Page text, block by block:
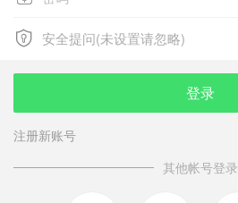
 安全提问(未设置请忽略)
安全提问(未设置请忽略)
登录
注册新账号
其他帐号登录